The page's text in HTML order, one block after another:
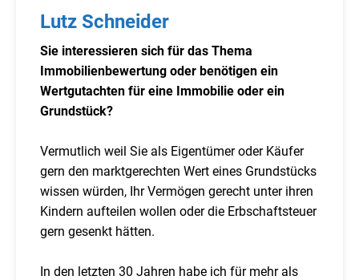
Lutz Schneider
Sie interessieren sich für das Thema
Immobilienbewertung oder benötigen ein
Wertgutachten für eine Immobilie oder ein
Grundstück?
Vermutlich weil Sie als Eigentümer oder Käufer
gern den marktgerechten Wert eines Grundstücks
wissen würden, Ihr Vermögen gerecht unter ihren
Kindern aufteilen wollen oder die Erbschaftsteuer
gern gesenkt hätten.
In den letzten 30 Jahren habe ich für mehr als